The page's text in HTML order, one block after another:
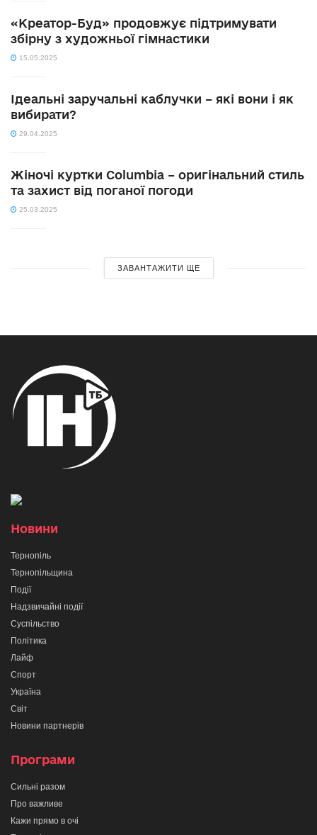
«Креатор-Буд» продовжує підтримувати
збірну з художньої гімнастики
15.05.2025
Ідеальні заручальні каблучки – які вони і як
вибирати?
29.04.2025
Жіночі куртки Columbia – оригінальний стиль
та захист від поганої погоди
25.03.2025
ЗАВАНТАЖИТИ ЩЕ
Новини
Тернопіль
Тернопільщина
Події
Надзвичайні події
Суспільство
Політика
Лайф
Спорт
Україна
Світ
Новини партнерів
Програми
Сильні разом
Про важливе
Кажи прямо в очі